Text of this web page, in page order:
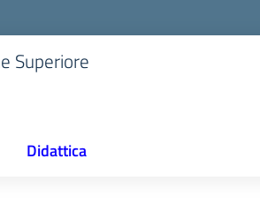
Superiore
Didattica